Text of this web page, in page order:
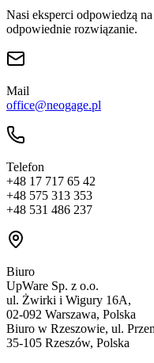
Nasi eksperci odpowiedzą
odpowiednie rozwiązanie.
Mail
office@neogage.pl
Telefon
+48 17 717 65 42
+48 575 313 353
+48 531 486 237
Biuro
UpWare Sp. z o.o.
ul. Żwirki i Wigury 16A,
02-092 Warszawa, Polska
Biuro w Rzeszowie, ul.
35-105 Rzeszów, Polska